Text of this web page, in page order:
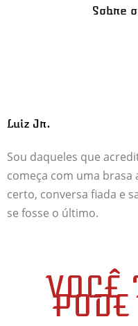
Sobre
Luiz Jr.
Sou daqueles que
começa com uma brasa
certo, conversa fiada e
se fosse o último.